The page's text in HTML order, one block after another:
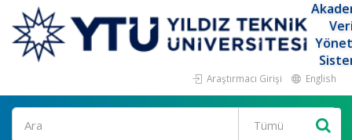
Araştırmacı Girişi English
Ara